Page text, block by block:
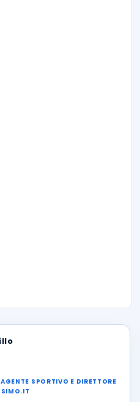
SPORTIVO E DIRETTORE